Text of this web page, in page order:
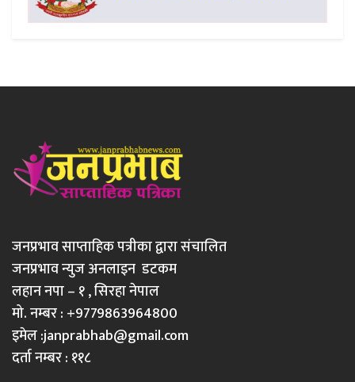
जनप्रभाव साप्ताहिक पत्रीका द्वारा संचालित
जनप्रभाव न्युज अनलाइन डटकम
लहान नपा – १ , सिरहा नेपाल
मो. नम्बर : +9779863964800
इमेल :janprabhab@gmail.com
दर्ता नम्बर : ११८